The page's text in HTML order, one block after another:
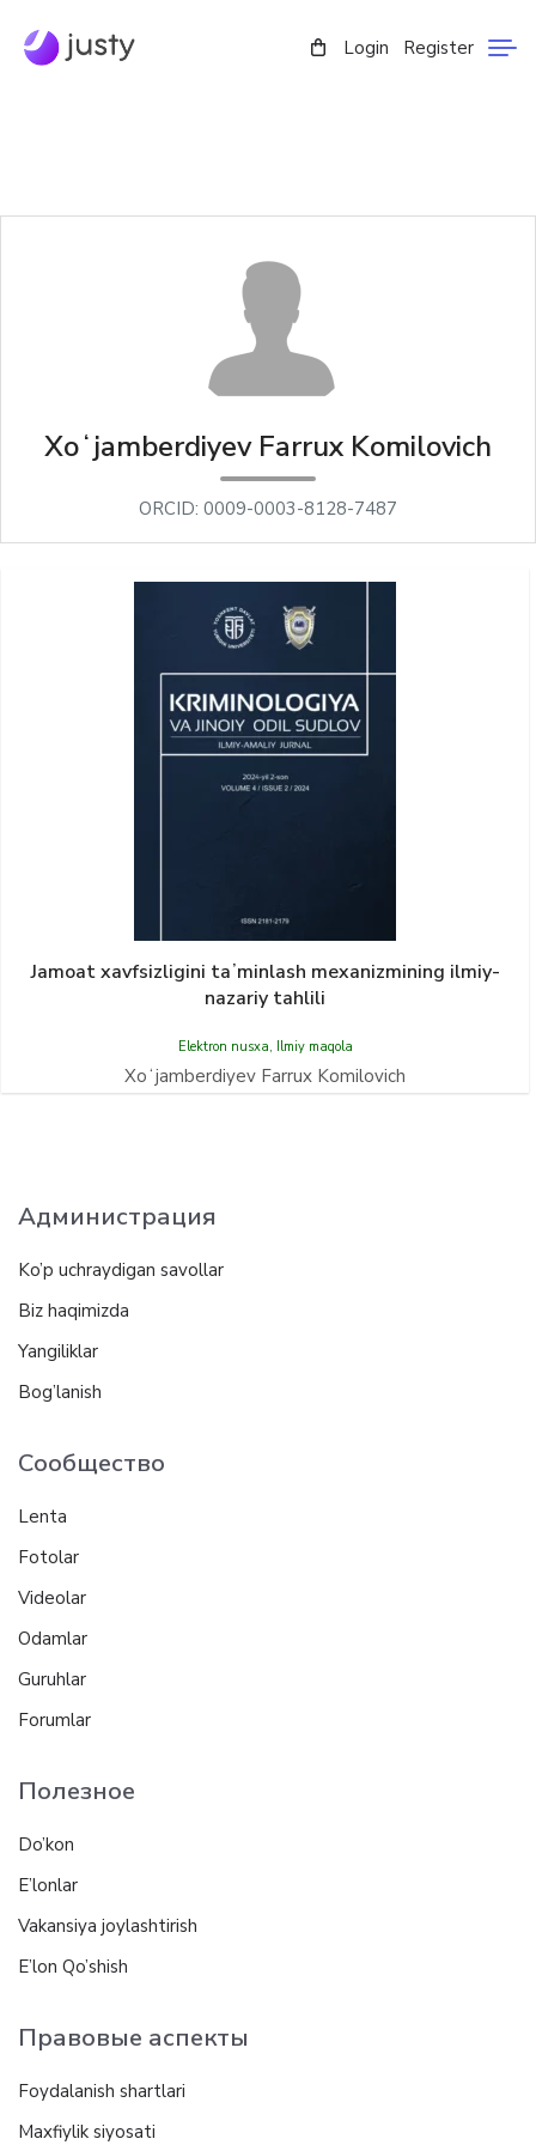
Login Register
Xoʻjamberdiyev Farrux Komilovich
ORCID: 0009-0003-8128-7487
Jamoat xavfsizligini taʼminlash mexanizmining ilmiy-
nazariy tahlili
Elektron nusxa, Ilmiy maqola
Xoʻjamberdiyev Farrux Komilovich
Администрация
Ko’p uchraydigan savollar
Biz haqimizda
Yangiliklar
Bog’lanish
Сообщество
Lenta
Fotolar
Videolar
Odamlar
Guruhlar
Forumlar
Полезное
Do’kon
E’lonlar
Vakansiya joylashtirish
E’lon Qo’shish
Правовые аспекты
Foydalanish shartlari
Maxfiylik siyosati